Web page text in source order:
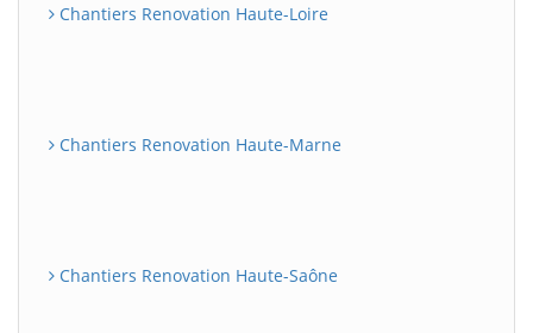
Chantiers Renovation Haute-Loire
Chantiers Renovation Haute-Marne
Chantiers Renovation Haute-Saône